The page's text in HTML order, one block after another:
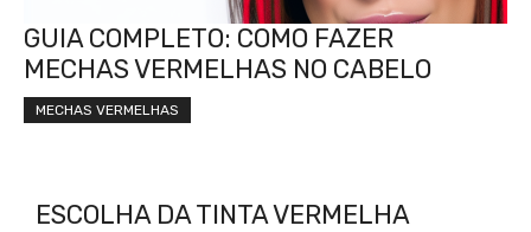
GUIA COMPLETO: COMO FAZER
MECHAS VERMELHAS NO CABELO
MECHAS VERMELHAS
ESCOLHA DA TINTA VERMELHA